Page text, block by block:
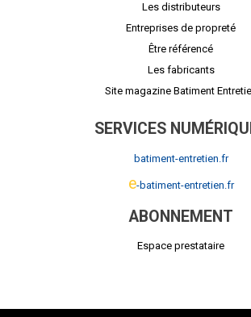
Les distributeurs
Entreprises de propreté
Être référencé
Les fabricants
Site magazine Batiment
SERVICES
batiment-entretien.fr
e-batiment-entretien.fr
ABONNEMENT
Espace prestataire